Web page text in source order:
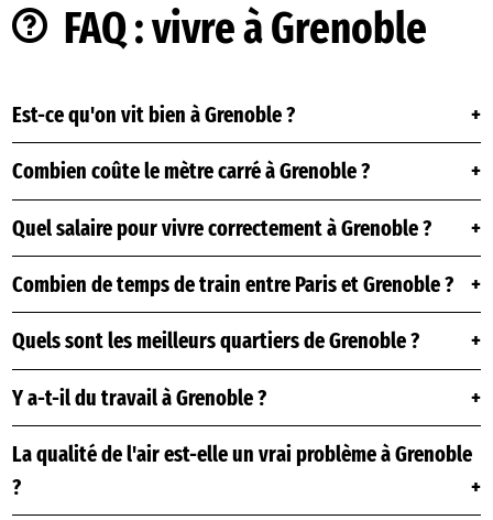
FAQ : vivre à Grenoble
Est-ce qu'on vit bien à Grenoble ?
Combien coûte le mètre carré à Grenoble ?
Quel salaire pour vivre correctement à Grenoble ?
Combien de temps de train entre Paris et Grenoble ?
Quels sont les meilleurs quartiers de Grenoble ?
Y a-t-il du travail à Grenoble ?
La qualité de l'air est-elle un vrai problème à Grenoble
?